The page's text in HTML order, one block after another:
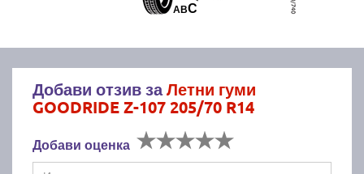
ABC
Добави отзив заЛетни гуми
GOODRIDE Z-107 205/70 R14
Добави оценка